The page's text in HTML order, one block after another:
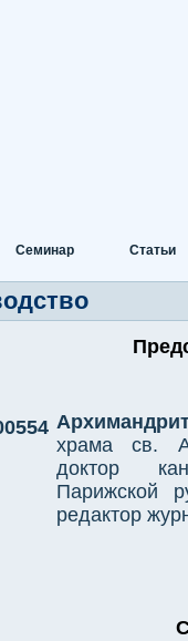
Семинар Статьи
храма св.
доктор
Парижской
редактор